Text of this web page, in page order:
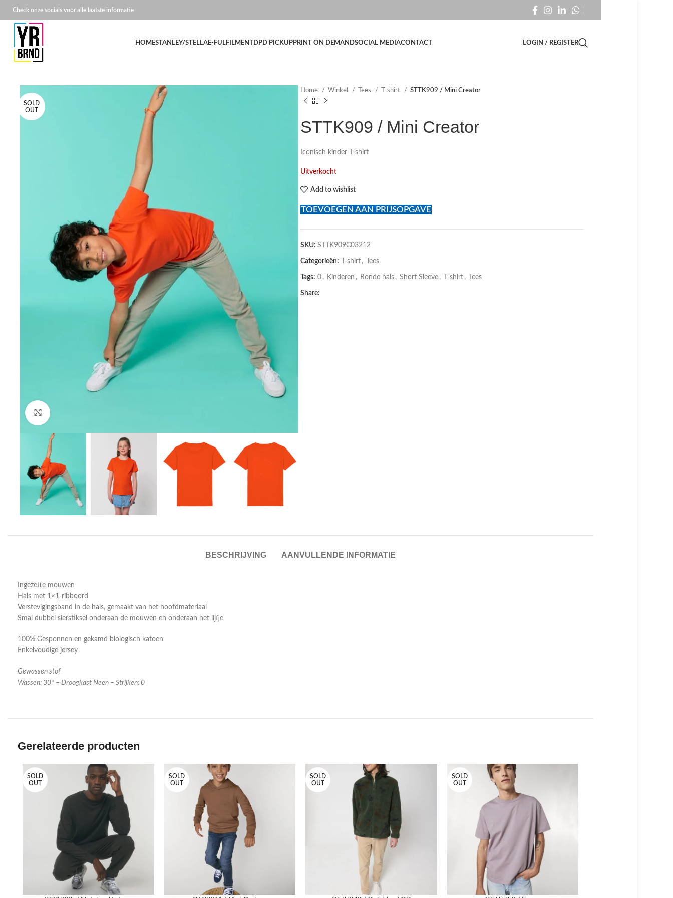
Check onze socials voor alle laatste informatie
HOMESTANLEY/STELLAE-FULFILMENT DPD PICKUPPRINT ON DEMANDSOCIAL MEDIACONTACT LOGIN / REGISTER
SOLD
OUT
Home Winkel Tees T-shirt STTK909 / Mini Creator
STTK909 / Mini Creator
Iconisch kinder-T-shirt
Uitverkocht
Add to wishlist
TOEVOEGEN AAN PRIJSOPGAVE
SKU: STTK909C03212
Categorieën: T-shirt , Tees
Tags: 0 , Kinderen , Ronde hals , Short Sleeve , T-shirt , Tees
Share:
BESCHRIJVING AANVULLENDE INFORMATIE
Ingezette mouwen
Hals met 1×1-ribboord
Verstevigingsband in de hals, gemaakt van het hoofdmateriaal
Smal dubbel sierstiksel onderaan de mouwen en onderaan het lijfje
100% Gesponnen en gekamd biologisch katoen
Enkelvoudige jersey
Gewassen stof
Wassen: 30° – Droogkast Neen – Strijken: 0
Gerelateerde producten
SOLD
OUT
SOLD
OUT
SOLD
OUT
SOLD
OUT